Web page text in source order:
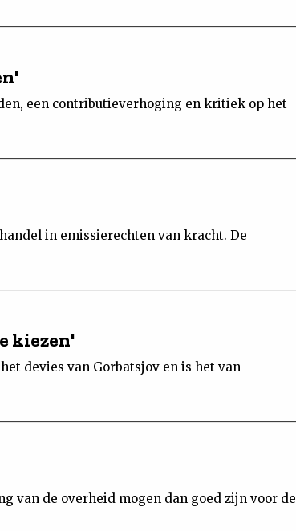
een contributieverhoging en kritiek op het
in emissierechten van kracht. De
kiezen'
devies van Gorbatsjov en is het van
van de overheid mogen dan goed zijn voor de